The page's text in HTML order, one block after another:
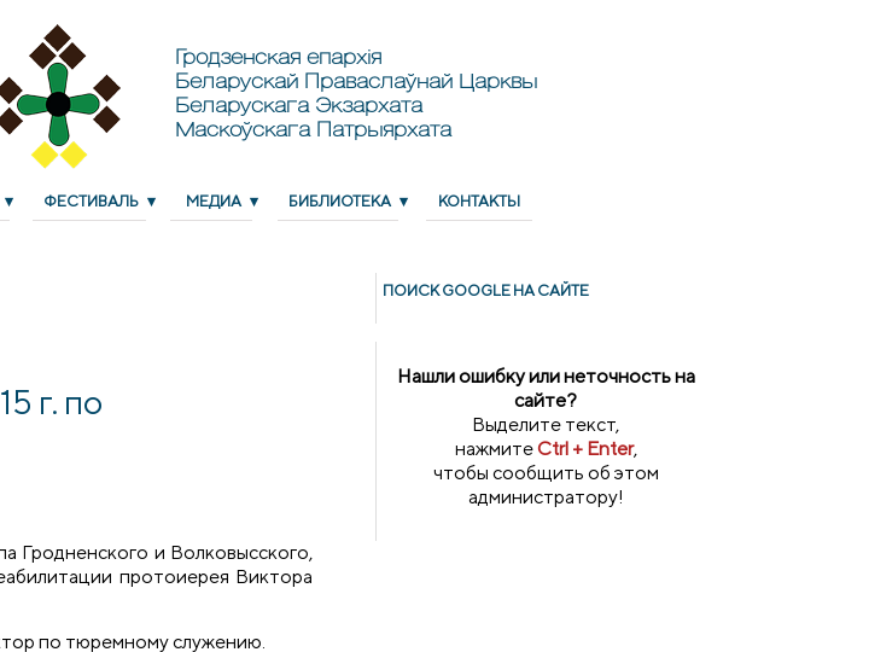
Гродзенская епархія
Беларускай Праваслаўнай Царквы
Беларускага Экзархата
Маскоўскага Патрыярхата
ФЕСТИВАЛЬ МЕДИА БИБЛИОТЕКА КОНТАКТЫ
г. по
Гродненского и Волковысского,
протоиерея Виктора
по тюремному служению.
ПОИСК GOОGLE НА САЙТЕ
Нашли ошибку или неточность на
сайте?
Выделите текст,
нажмитеCtrl + Enter,
чтобы сообщить об этом
администратору!